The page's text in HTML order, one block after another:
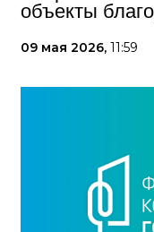
объекты
09 мая 2026, 11:59